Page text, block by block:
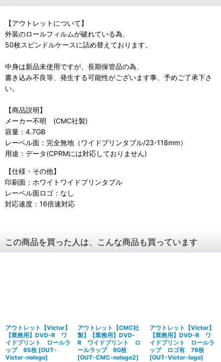
【アウトレットについて】
外装のロールフィルムが破れている為、
50枚スピンドルケースに詰め替えております。
中身は新品未使用ですが、長期保管品の為、
書き込み不良等、発生する可能性がございます事、予めご了承下さ
い。
【商品説明】
メーカー不明 (CMC社製)
容量：4.7GB
レーベル面：完全無地（ワイドプリンタブル/23-118mm）
用途：データ(CPRMには対応しておりません)
【仕様・その他】
印刷面：ホワイトワイドプリンタブル
レーベル面ロゴ：なし
対応速度：16倍速対応
この商品を買った人は、こんな商品も買っています
アウトレット【Victor】
【業務用】DVD-R ワ
イドプリント ロールラ
ップ 95枚 [OUT-
Victor-nologo]
アウトレット【CMC社
製】【業務用】DVD-
R ワイドプリント ロ
ールラップ 90枚
[OUT-CMC-nologo2]
アウトレット【Victor】
【業務用】DVD-R ワ
イドプリント ロールラ
ップ ロゴ有 79枚
[OUT-Victor-logo]